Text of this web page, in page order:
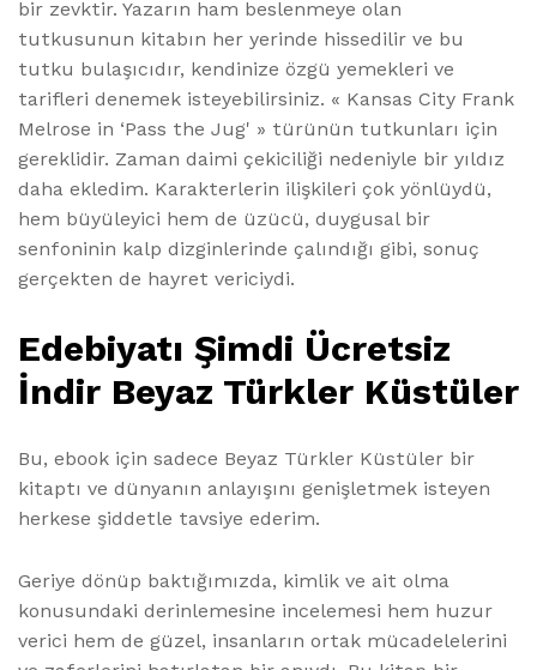
bir zevktir. Yazarın ham beslenmeye olan
tutkusunun kitabın her yerinde hissedilir ve bu
tutku bulaşıcıdır, kendinize özgü yemekleri ve
tarifleri denemek isteyebilirsiniz. « Kansas City Frank
Melrose in ‘Pass the Jug' » türünün tutkunları için
gereklidir. Zaman daimi çekiciliği nedeniyle bir yıldız
daha ekledim. Karakterlerin ilişkileri çok yönlüydü,
hem büyüleyici hem de üzücü, duygusal bir
senfoninin kalp dizginlerinde çalındığı gibi, sonuç
gerçekten de hayret vericiydi.
Edebiyatı Şimdi Ücretsiz
İndir Beyaz Türkler Küstüler
Bu, ebook için sadece Beyaz Türkler Küstüler bir
kitaptı ve dünyanın anlayışını genişletmek isteyen
herkese şiddetle tavsiye ederim.
Geriye dönüp baktığımızda, kimlik ve ait olma
konusundaki derinlemesine incelemesi hem huzur
verici hem de güzel, insanların ortak mücadelelerini